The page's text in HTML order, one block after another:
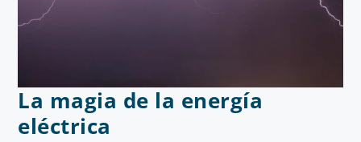
La magia de la energía
eléctrica